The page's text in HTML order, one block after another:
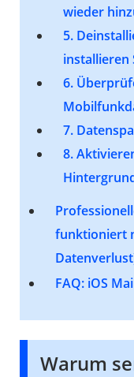
wieder
5.
installieren
6.
7.
8.
funktioniert
FAQ: iOS
Warum